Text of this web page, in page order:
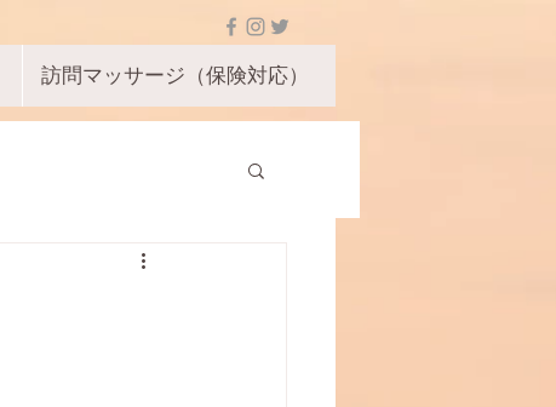
訪問マッサージ（保険対応）